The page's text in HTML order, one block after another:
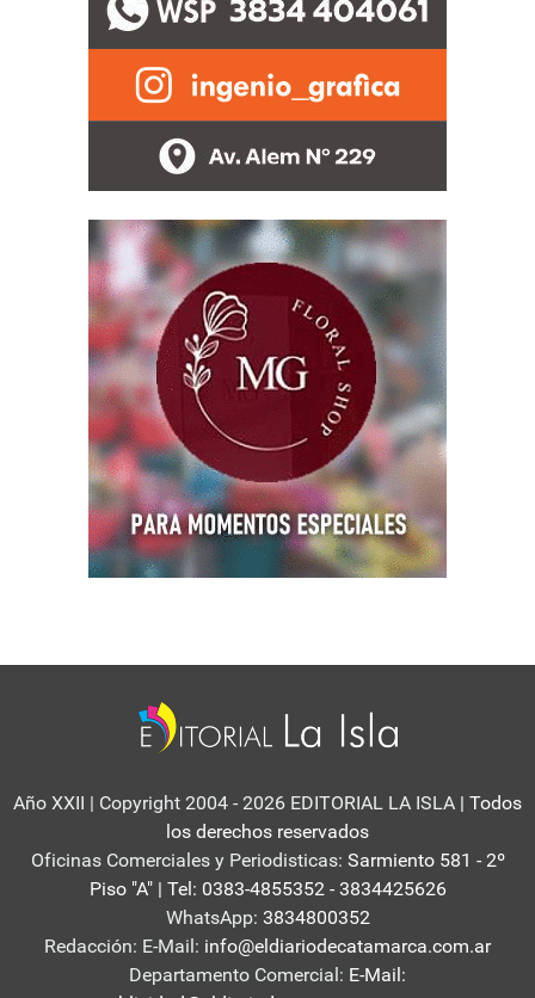
Año XXII | Copyright 2004 - 2026 EDITORIAL LA ISLA | Todos
los derechos reservados
Oficinas Comerciales y Periodisticas: Sarmiento 581 - 2º
Piso "A" | Tel: 0383-4855352 - 3834425626
WhatsApp: 3834800352
Redacción: E-Mail: info@eldiariodecatamarca.com.ar
Departamento Comercial: E-Mail: